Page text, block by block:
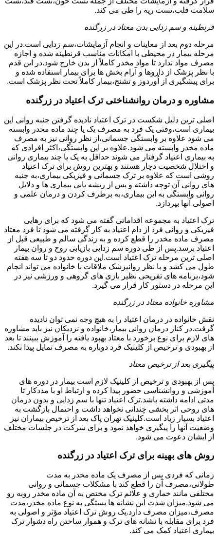
سلامت قلب،تست ریه را طی می کند.
قرنطینه و سم زدایی بدن معتاد در زرگنده
مرحله دوم بعد از معاینات و انجام آزمایشات،سم زدایی است.در این
مرحله بیمار در محیطی با امکانات مناسب قرنطینه شده و اجازه
مصرف مواد ندارد تا مواد مخدر کاملاً از بدن خارج شود.در این قدم
با نظر پزشک از داروها و آرام بخش ها برای بیمار استفاده شده و
برای پیشگیری از اُوردوز و تشنج،بیمار کاملاً تحت نظر پزشک است.
مشاوره و درمان روانشناختی ترک اعتیاد در زرگنده
اصلی ترین دلیل شکست در ترک اعتیاد نادیده گرفتن جنبه روانی این
بیماری است،وقتی یک فرد به مصرف یک یا چند ماده مخدر وابسته
می شود علاوه بر وابستگی جسمانی،از نظر روانی نیز به مصرف
ماده مخدر وابسته می شود.علاوه بر این وابستگی،اکثر افرادی که
به بیماری اعتیاد گرفتار می شوند حداقل به یک یا چند بیماری روانی
و اختلال شخصیت دچار هستند و بهترین روش برای ترک اعتیاد
روشی است که علاوه بر ترک جسمانی و فیزیکی بیماری،به جنبه
های روانی آن توجه داشته و پس از ریشه یابی بیماری ها و دلایل
روانی وابستگی به این بیماری،به برطرف کردن و درمان علمی و
اصولی آنها بپردازد.
ترک اعتیاد به مجموعه اقداماتی گفته می شود که برای رهایی
فیزیکی و روانی فرد از دام اعتیاد به کار گرفته می شود تا فرد معتاد
مصرف ماده مخدر را قطع کرده و به زندگی سالم و طبیعی قبل از
اعتیاد برسد.پس از طی دوره سم زدایی بازیابی روح و روان بیمار
اصلی ترین مرحله ترک اعتیاد است.این دوره حدود دو تا سه هفته
طول می کشد و با نظر روانپزشک ملاقات با خانواده می تواند انجام
شود،برنامه های تفریحی نظیر بازی های گروهی و ورزشی نیز در
این مرحله در دستور کار قرار می گیرد.
مشاوره خانواده معتاد در زرگنده
نقش خانواده در درمان اعتیاد را به هیچ وجه نمی توان نادیده
گرفت.در کنار درمان روانی بیمار،خانواده و نزدیکان نیز باید مشاوره
های لازم برای نوع برخورد با معتاد بهبود یافته را آموزش ببینند تا بعد
از بهبودی و ترخیص از کلینیک فرد دوباره به مصرف تمایل پیدا نکند.
پیگیری بعد از ترخیص معتاد
پس از بهبودی و ترخیص از کلینیک لازم است بیمار در دوره های
آموزشی و روانشناسی حضور پیدا کرده و ارتباط او با مددکار تا
مدتی ادامه داشته باشد.ترک اعتیاد تنها با سم زدایی و بدون درمان
های روحی اثر بخشی چندانی نخواهد داشت و احتمال بازگشت به
اعتیاد بسیار زیاد است.کلینیک تهران پاک بعد از ترخیص بیماران نیز
وضعیت آنها را پیگیری خواهد نمود و برای شرکت در جلسات مختلف
از ایشان دعوت می شود.
روش های بهینه برای ترک اعتیاد در زرگنده
زمانی که فردی پس از مصرف یک ماده مخدر به مدت
طولانی،مصرف آن را قطع کند با مشکلات جسمانی و روانی
مختلفی مانند خماری و علائم ترک مختص به آن ماده مخدر روبه رو
می شود.میزان شدت این نشانه ها بستگی به نوع ماده مخدر،مدت
مصرف،میزان مصرف دارد.یک روش ترک اعتیاد مؤثر و اصولی به
فرد برای مقابله با نشانه های ترک و هموار ساختن راه دشوار ترک
بیماری اعتیاد کمک می کند.